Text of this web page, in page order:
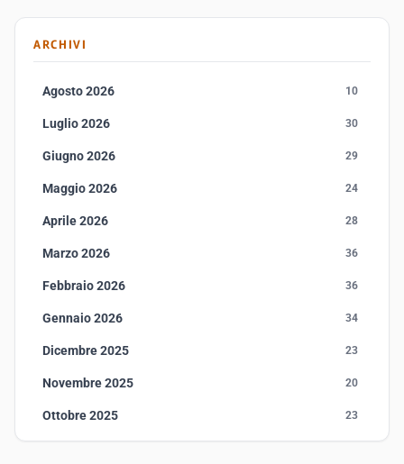
ARCHIVI
Agosto 2026 10
Luglio 2026 30
Giugno 2026 29
Maggio 2026 24
Aprile 2026 28
Marzo 2026 36
Febbraio 2026 36
Gennaio 2026 34
Dicembre 2025 23
Novembre 2025 20
Ottobre 2025 23